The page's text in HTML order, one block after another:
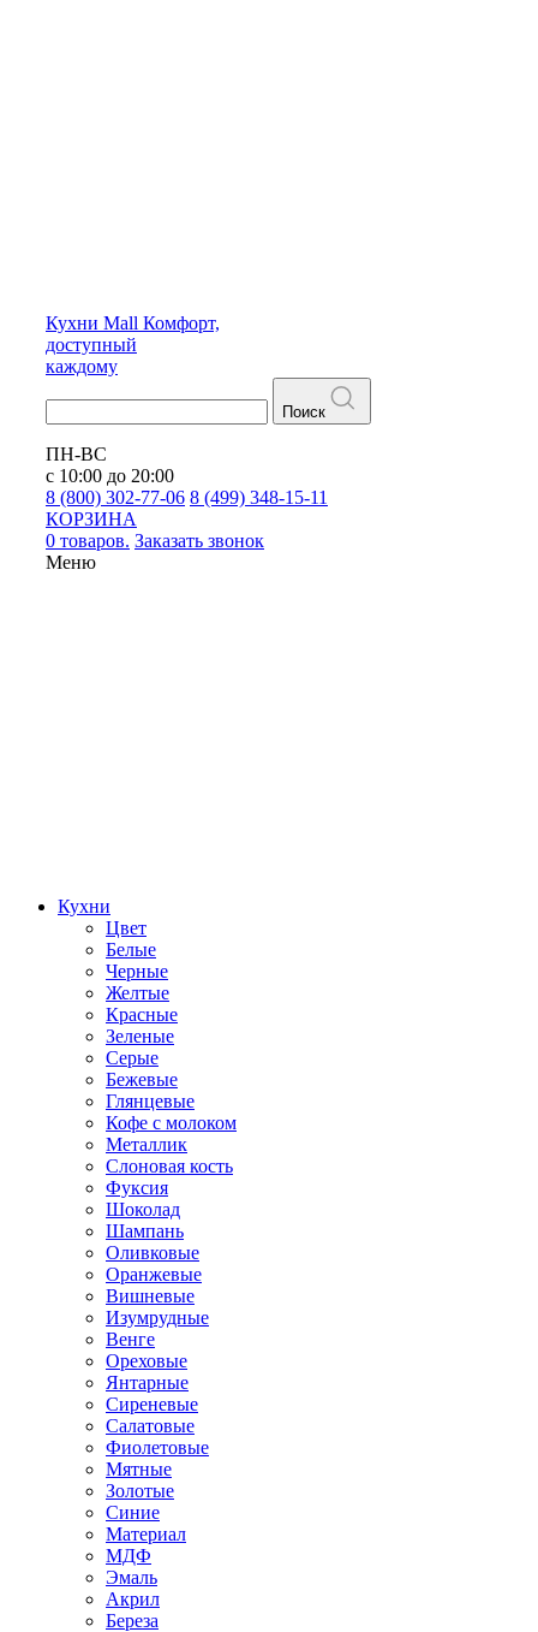
Кухни Mall Комфорт,
доступный
каждому
Поиск
ПН-ВС
с 10:00 до 20:00
8 (800) 302-77-06 8 (499) 348-15-11
КОРЗИНА
0 товаров. Заказать звонок
Меню
Кухни
Цвет
Белые
Черные
Желтые
Красные
Зеленые
Серые
Бежевые
Глянцевые
Кофе с молоком
Металлик
Слоновая кость
Фуксия
Шоколад
Шампань
Оливковые
Оранжевые
Вишневые
Изумрудные
Венге
Ореховые
Янтарные
Сиреневые
Салатовые
Фиолетовые
Мятные
Золотые
Синие
Материал
МДФ
Эмаль
Акрил
Береза